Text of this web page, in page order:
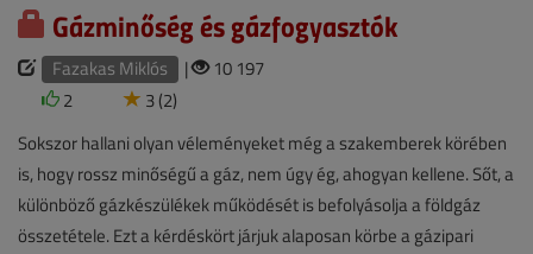
Gázminőség és gázfogyasztók
Fazakas Miklós |
10 197
2
3 (2)
Sokszor hallani olyan véleményeket még a szakemberek körében
is, hogy rossz minőségű a gáz, nem úgy ég, ahogyan kellene. Sőt, a
különböző gázkészülékek működését is befolyásolja a földgáz
összetétele. Ezt a kérdéskört járjuk alaposan körbe a gázipari